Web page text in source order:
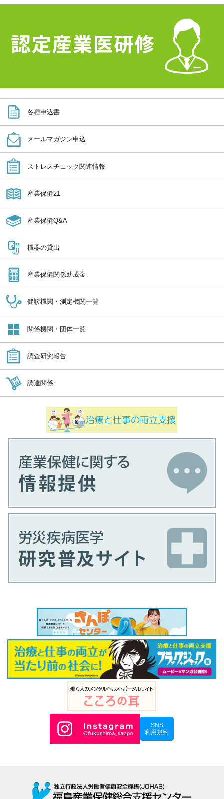
各種申込書
メールマガジン申込
ストレスチェック関連情報
産業保健21
産業保健Q&A
機器の貸出
産業保健関係助成金
健診機関・測定機関一覧
関係機関・団体一覧
調査研究報告
調達関係
SNS
利用規約